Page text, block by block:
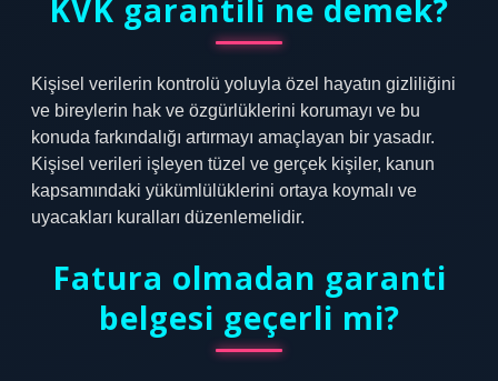
KVK garantili ne demek?
Kişisel verilerin kontrolü yoluyla özel hayatın gizliliğini
ve bireylerin hak ve özgürlüklerini korumayı ve bu
konuda farkındalığı artırmayı amaçlayan bir yasadır.
Kişisel verileri işleyen tüzel ve gerçek kişiler, kanun
kapsamındaki yükümlülüklerini ortaya koymalı ve
uyacakları kuralları düzenlemelidir.
Fatura olmadan garanti
belgesi geçerli mi?